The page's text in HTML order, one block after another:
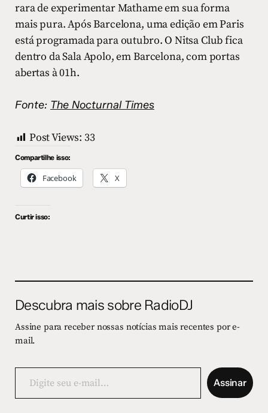
rara de experimentar Mathame em sua forma
mais pura. Após Barcelona, uma edição em Paris
está programada para outubro. O Nitsa Club fica
dentro da Sala Apolo, em Barcelona, com portas
abertas à 01h.
Fonte: The Nocturnal Times
Post Views: 33
Compartilhe isso:
Facebook X
Curtir isso:
Descubra mais sobre RadioDJ
Assine para receber nossas notícias mais recentes por e-
mail.
mail…
Assinar